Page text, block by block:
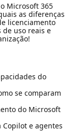
Microsoft 365
as diferenças
licenciamento
de uso reais e
do
se comparam
do Microsoft
Copilot e agentes